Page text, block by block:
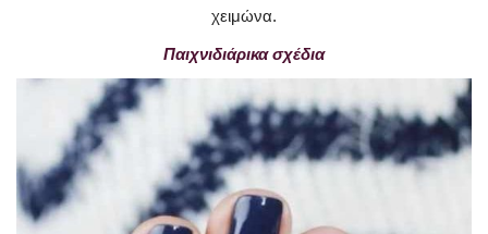
χειμώνα.
Παιχνιδιάρικα σχέδια